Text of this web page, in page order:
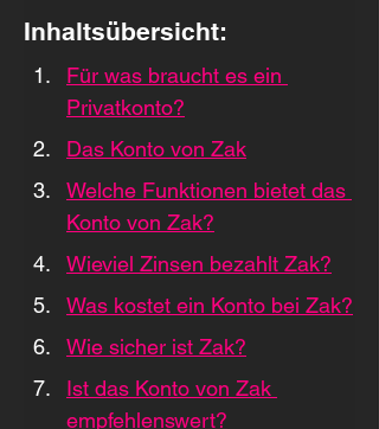
Inhaltsübersicht:
Für was braucht es ein
Privatkonto?
Das Konto von Zak
Welche Funktionen bietet das
Konto von Zak?
Wieviel Zinsen bezahlt Zak?
Was kostet ein Konto bei Zak?
Wie sicher ist Zak?
Ist das Konto von Zak
empfehlenswert?